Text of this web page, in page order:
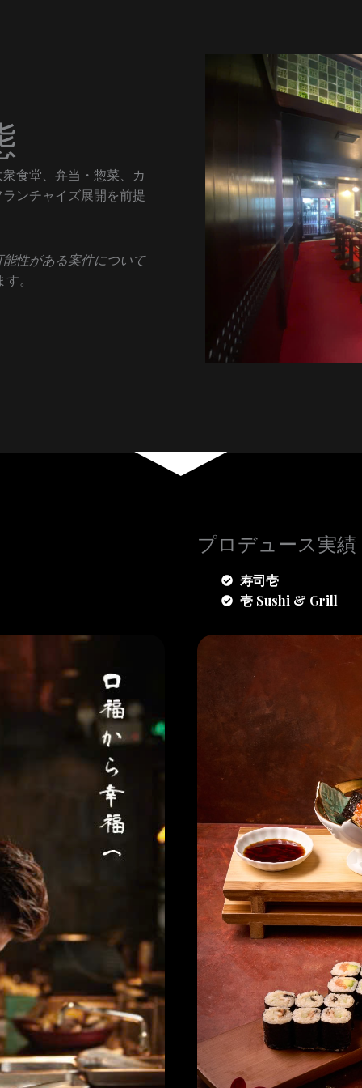
食堂、弁当・惣菜、カ
ンチャイズ展開を前提
性がある案件について
。
プロデュース実績
寿司壱
壱 Sushi & Grill